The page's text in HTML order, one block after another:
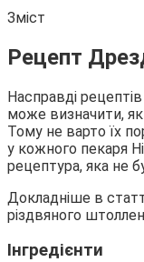
Зміст
Рецепт
Насправді
може визначити,
Тому не варто їх
у кожного пекаря
рецептура, яка не
Докладніше в
різдвяного
Інгредієнти